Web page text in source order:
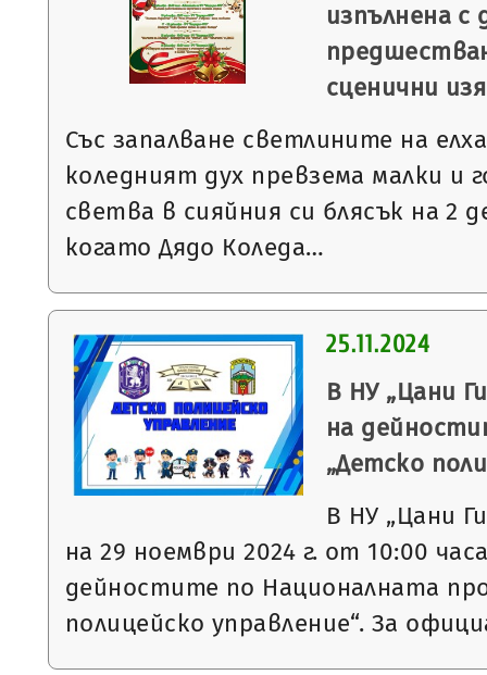
изпълнена с
сценични
Със запалване светлините на
коледният дух превзема малки и
светва в сияйния си блясък на 2
когато Дядо Коледа…
25.11.2024
В НУ „Цани
на
„Детско
В НУ „Цани
на 29 ноември 2024 г. от 10:00
дейностите по Националната
полицейско управление“. За